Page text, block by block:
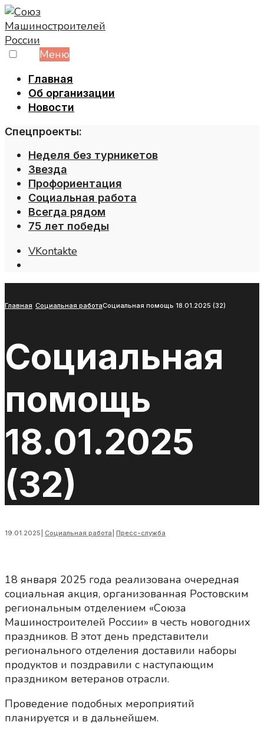
Skip
to
content
Меню
Главная
Об организации
Новости
Спецпроекты:
Неделя без турникетов
Звезда
Профориентация
Социальная работа
Всегда рядом
75 лет победы
VKontakte
Главная Социальная работаСоциальная помощь 18.01.2025 (32)
Социальная
помощь
18.01.2025
(32)
19.01.2025 Социальная работа Пресс-служба
18 января 2025 года реализована очередная
социальная акция, организованная Ростовским
региональным отделением «Союза
Машиностроителей России» в честь новогодних
праздников. В этот день представители
регионального отделения доставили наборы
продуктов и поздравили с наступающим
праздником ветеранов отрасли.
Проведение подобных мероприятий
планируется и в дальнейшем.